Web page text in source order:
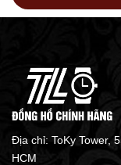
Địa chỉ: ToKy Tower,
HCM